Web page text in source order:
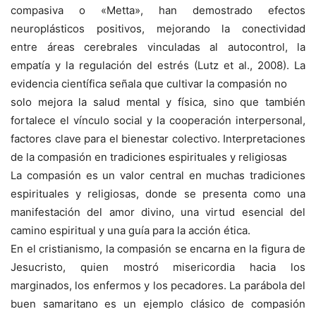
compasiva o «Metta», han demostrado efectos
neuroplásticos positivos, mejorando la conectividad
entre áreas cerebrales vinculadas al autocontrol, la
empatía y la regulación del estrés (Lutz et al., 2008). La
evidencia científica señala que cultivar la compasión no
solo mejora la salud mental y física, sino que también
fortalece el vínculo social y la cooperación interpersonal,
factores clave para el bienestar colectivo. Interpretaciones
de la compasión en tradiciones espirituales y religiosas
La compasión es un valor central en muchas tradiciones
espirituales y religiosas, donde se presenta como una
manifestación del amor divino, una virtud esencial del
camino espiritual y una guía para la acción ética.
En el cristianismo, la compasión se encarna en la figura de
Jesucristo, quien mostró misericordia hacia los
marginados, los enfermos y los pecadores. La parábola del
buen samaritano es un ejemplo clásico de compasión